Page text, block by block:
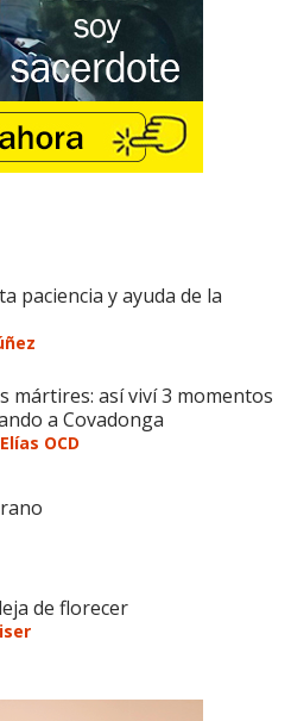
paciencia y ayuda de la
mártires: así viví 3 momentos
a Covadonga
OCD
de florecer